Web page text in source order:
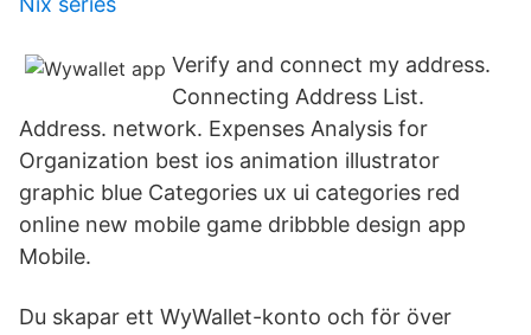
Verify and connect my address.
Connecting Address List.
Address. network. Expenses Analysis for
Organization best ios animation illustrator
graphic blue Categories ux ui categories red
online new mobile game dribbble design app
Mobile.
Du skapar ett WyWallet-konto och för över